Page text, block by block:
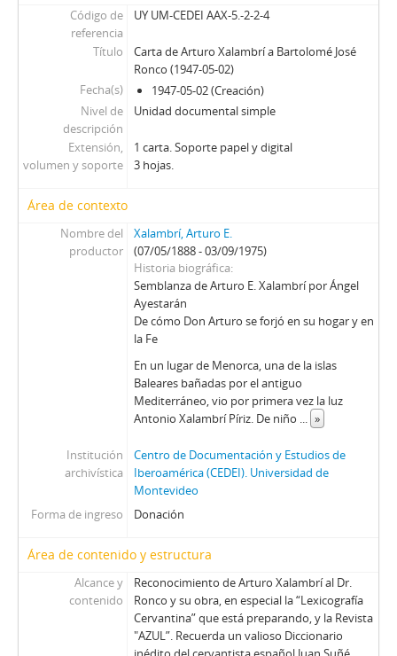
Código de
referencia
UY UM-CEDEI AAX-5.-2-2-4
Título
Carta de Arturo Xalambrí a Bartolomé José
Ronco (1947-05-02)
Fecha(s)
1947-05-02 (Creación)
Nivel de
descripción
Unidad documental simple
Extensión,
volumen y soporte
1 carta. Soporte papel y digital
3 hojas.
Área de contexto
Nombre del
productor
Xalambrí, Arturo E.
(07/05/1888 - 03/09/1975)
Historia biográfica
Semblanza de Arturo E. Xalambrí por Ángel
Ayestarán
De cómo Don Arturo se forjó en su hogar y en
la Fe
En un lugar de Menorca, una de la islas
Baleares bañadas por el antiguo
Mediterráneo, vio por primera vez la luz
Antonio Xalambrí Píriz. De niño ... »
Institución
archivística
Centro de Documentación y Estudios de
Iberoamérica (CEDEI). Universidad de
Montevideo
Forma de ingreso
Donación
Área de contenido y estructura
Alcance y
contenido
Reconocimiento de Arturo Xalambrí al Dr.
Ronco y su obra, en especial la “Lexicografía
Cervantina” que está preparando, y la Revista
"AZUL”. Recuerda un valioso Diccionario